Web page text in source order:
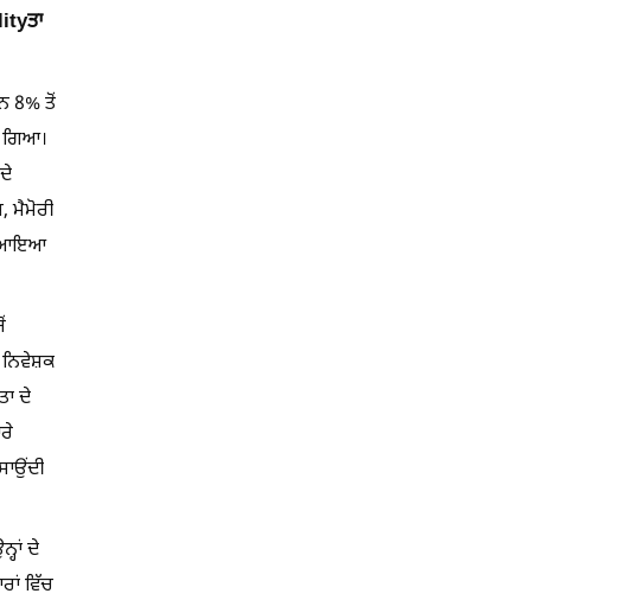
8% ਤੋਂ
ਗਿਆ।
ਮੈਮੋਰੀ
ਆਇਆ
ਦੇ
ਦੇ
ਵਿੱਚ